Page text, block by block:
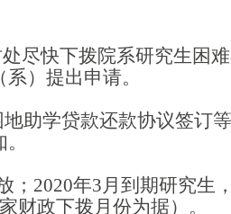
尽快下拨院系研究生困
）提出申请。
助学贷款还款协议签订
；2020年3月到期研究生
财政下拨月份为据）。